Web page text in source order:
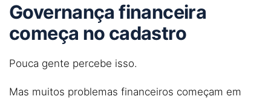
Governança financeira
começa no cadastro
Pouca gente percebe isso.
Mas muitos problemas financeiros começam em